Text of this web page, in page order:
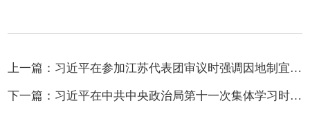
上一篇： 习近平在参加江苏代表团审议时强调因地制宜发展新质生产力
下一篇： 习近平在中共中央政治局第十一次集体学习时强调 加快发展新质生产力 扎实推进高质量发展